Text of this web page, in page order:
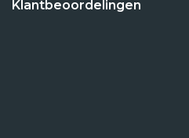
Klantbeoordelingen